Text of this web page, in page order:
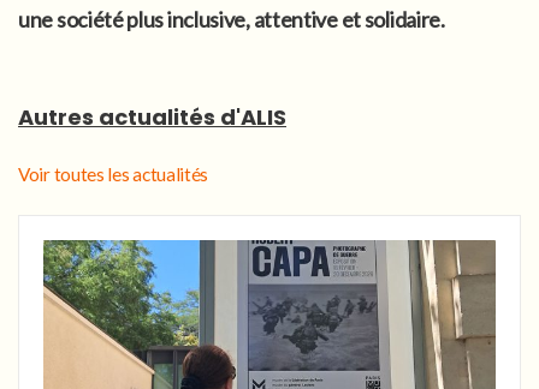
une société plus inclusive, attentive et solidaire.
Autres actualités d'ALIS
Voir toutes les actualités